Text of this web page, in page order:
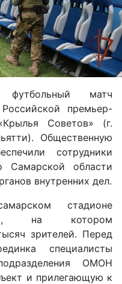
матч
премьер-
Советов» (г.
Общественную
сотрудники
Самарской области
внутренних дел.
стадионе
на котором
зрителей. Перед
специалисты
ОМОН
и прилегающую к